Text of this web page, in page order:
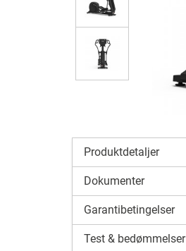
Produktdetaljer
Dokumenter
Garantibetingelser
Test & bedømmelser